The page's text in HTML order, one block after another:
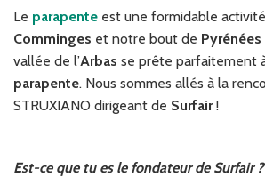
Le parapente est une formidable
Comminges et notre bout de Pyrénées
vallée de l’Arbas se prête parfaitement
parapente. Nous sommes allés à la
STRUXIANO dirigeant de Surfair!
Est-ce que tu es le fondateur de Surfair ?